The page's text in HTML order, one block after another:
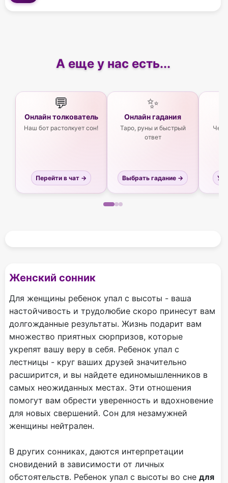
А еще у нас есть...
💬
Онлайн толкователь
Наш бот растолкует сон!
Перейти в чат →
✨
Онлайн гадания
Таро, руны и быстрый
ответ
Выбрать гадание →
Женский сонник
Для женщины ребенок упал с высоты - ваша
настойчивость и трудолюбие скоро принесут вам
долгожданные результаты. Жизнь подарит вам
множество приятных сюрпризов, которые
укрепят вашу веру в себя. Ребенок упал с
лестницы - круг ваших друзей значительно
расширится, и вы найдете единомышленников в
самых неожиданных местах. Эти отношения
помогут вам обрести уверенность и вдохновение
для новых свершений. Сон для незамужней
женщины нейтрален.
В других сонниках, даются интерпретации
сновидений в зависимости от личных
обстоятельств. Ребенок упал с высоты во сне для